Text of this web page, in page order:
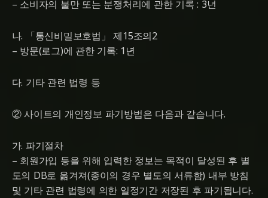
– 소비자의 불만 또는 분쟁처리에 관한 기록 : 3년
나. 「통신비밀보호법」 제15조의2
– 방문(로그)에 관한 기록: 1년
다. 기타 관련 법령 등
② 사이트의 개인정보 파기방법은 다음과 같습니다.
가. 파기절차
– 회원가입 등을 위해 입력한 정보는 목적이 달성된 후 별
도의 DB로 옮겨져(종이의 경우 별도의 서류함) 내부 방침
및 기타 관련 법령에 의한 일정기간 저장된 후 파기됩니다.